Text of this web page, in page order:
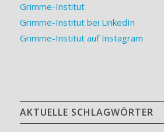
Grimme-Institut
Grimme-Institut bei LinkedIn
Grimme-Institut auf Instagram
AKTUELLE SCHLAGWÖRTER